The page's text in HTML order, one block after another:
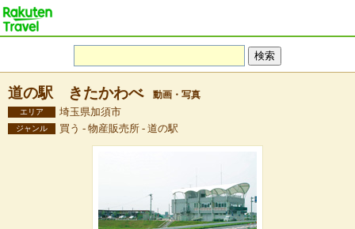
道の駅 きたかわべ 動画・写真
エリア 埼玉県加須市
ジャンル 買う - 物産販売所 - 道の駅